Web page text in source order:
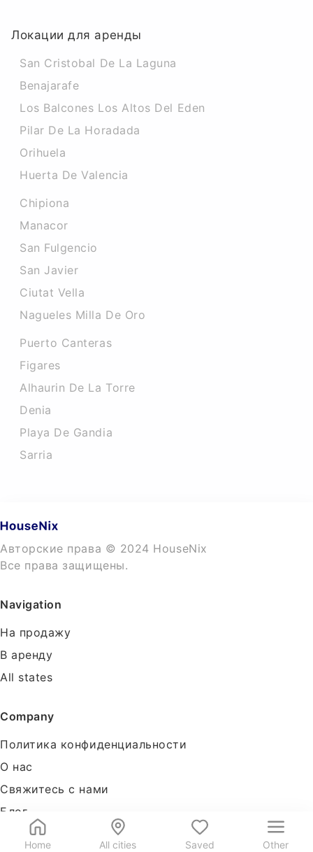
Home All cities Saved Other
Локации для аренды
San Cristobal De La Laguna
Benajarafe
Los Balcones Los Altos Del Eden
Pilar De La Horadada
Orihuela
Huerta De Valencia
Chipiona
Manacor
San Fulgencio
San Javier
Ciutat Vella
Nagueles Milla De Oro
Puerto Canteras
Figares
Alhaurin De La Torre
Denia
Playa De Gandia
Sarria
Авторские права © 2024 HouseNix
Все права защищены.
Navigation
На продажу
В аренду
All states
Company
Политика конфиденциальности
О нас
Свяжитесь с нами
Блог
Tools